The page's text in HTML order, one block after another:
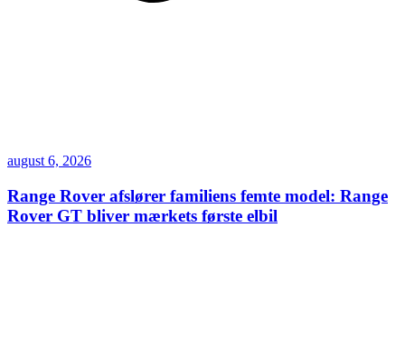
august 6, 2026
Range Rover afslører familiens femte model: Range
Rover GT bliver mærkets første elbil